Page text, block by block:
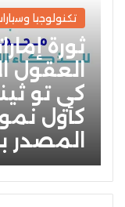
تكنولوجيا
ثورة
العقول
كي تو
كأول
المصدر